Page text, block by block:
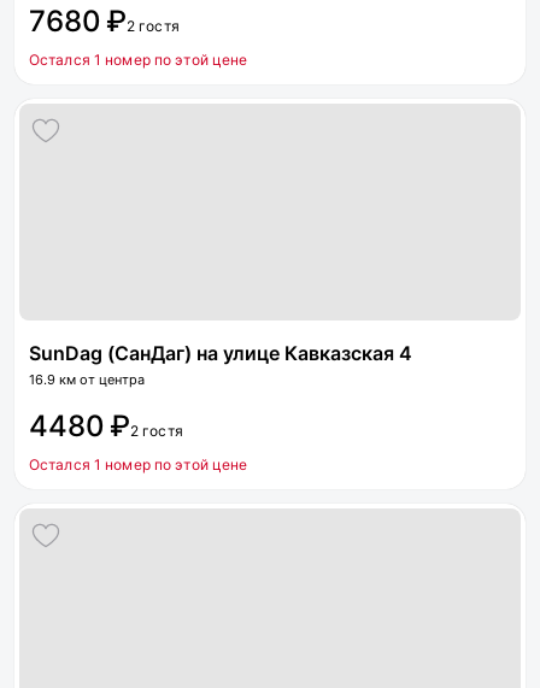
7680 ₽2 гостя
Остался 1 номер по этой цене
SunDag (СанДаг) на улице Кавказская 4
16.9 км от центра
4480 ₽2 гостя
Остался 1 номер по этой цене